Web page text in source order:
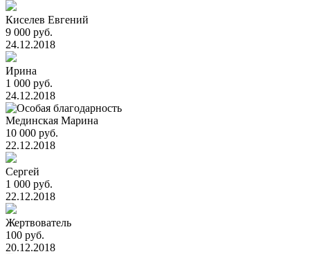
Киселев Евгений
9 000 руб.
24.12.2018
Ирина
1 000 руб.
24.12.2018
Мединская Марина
10 000 руб.
22.12.2018
Сергей
1 000 руб.
22.12.2018
Жертвователь
100 руб.
20.12.2018